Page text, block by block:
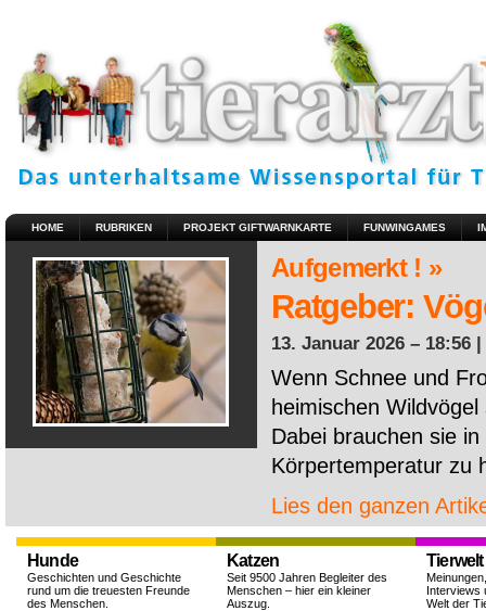
HOME RUBRIKEN PROJEKT GIFTWARNKARTE FUNWINGAMES
Aufgemerkt ! »
Ratgeber:
13. Januar 2026 – 18:56 |
Wenn Schnee und
heimischen
Dabei brauchen sie
Körpertemperatur zu
Lies den ganzen
Hunde
Geschichten und Geschichte
rund um die treuesten Freunde
des Menschen.
Katzen
Seit 9500 Jahren Begleiter des
Menschen – hier ein kleiner
Auszug.
Tierwelt
Interviews
Welt der